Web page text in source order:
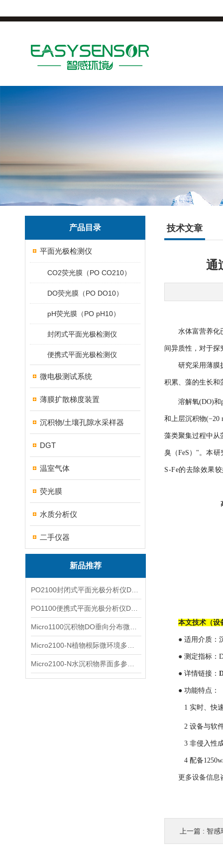
产品目录
平面光极检测仪
CO2荧光膜（PO CO210）
DO荧光膜（PO DO10）
pH荧光膜（PO pH10）
封闭式平面光极检测仪
便携式平面光极检测仪
微电极测试系统
薄膜扩散梯度装置
沉积物/土壤孔隙水采样器
DGT
温室气体
荧光膜
水质分析仪
二手仪器
新品推荐
技术文章
通
水体富营养化
间异质性，对于探
研究采用薄膜
积累、藻的生长和
溶解氧(DO)和
和上层沉积物(−20
藻类聚集过程中从
臭（FeS）"。 本研
S-Fe的去除效果
本文技术（设
● 适用介质：
● 测定指标：
● 详情链接：
● 功能特点：
1 实时、快
2 设备与软
3 非侵入性
4 配备
更多设备信息
上一篇 : 智感